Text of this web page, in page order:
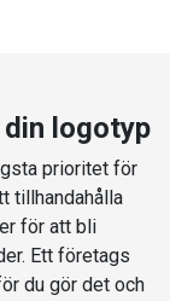
logotyp
prioritet för
tillhandahålla
för att bli
Ett företags
du gör det och